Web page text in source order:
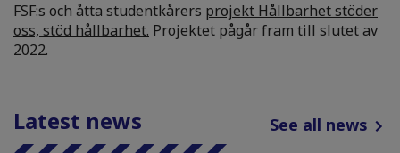
FSF:s och åtta studentkårers projekt Hållbarhet stöder
oss, stöd hållbarhet. Projektet pågår fram till slutet av
2022.
Latest news See all news